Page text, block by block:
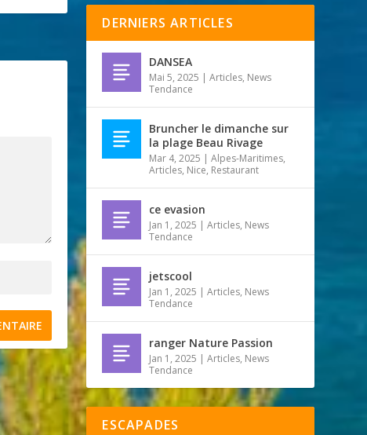
DERNIERS ARTICLES
DANSEA
Mai 5, 2025 |Articles, News
Tendance
Bruncher le dimanche sur
la plage Beau Rivage
Mar 4, 2025 |Alpes-Maritimes,
Articles, Nice, Restaurant
ce evasion
Jan 1, 2025 |Articles, News
Tendance
jetscool
Jan 1, 2025 |Articles, News
Tendance
ranger Nature Passion
Jan 1, 2025 |Articles, News
Tendance
ESCAPADES